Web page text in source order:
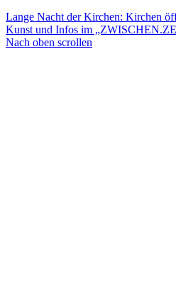
Lange Nacht der Kirchen: Kirchen
Kunst und Infos im
Nach oben scrollen